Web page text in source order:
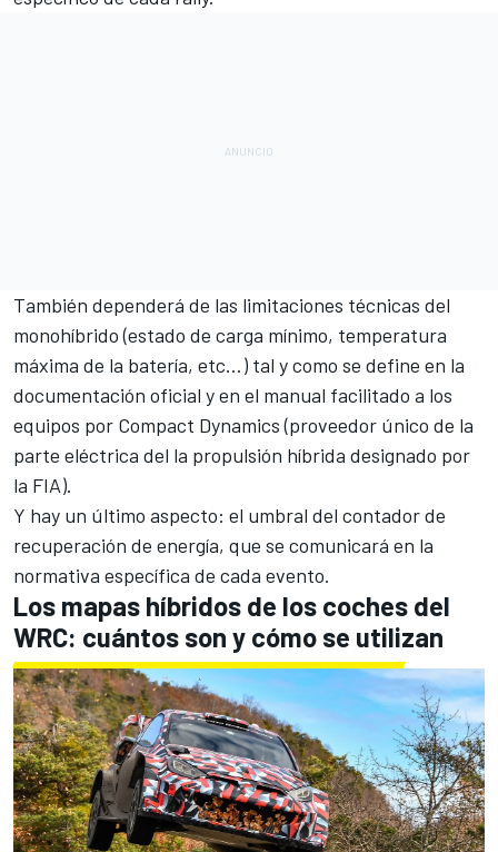
También dependerá de las limitaciones técnicas del
monohíbrido (estado de carga mínimo, temperatura
máxima de la batería, etc...) tal y como se define en la
documentación oficial y en el manual facilitado a los
equipos por Compact Dynamics (proveedor único de la
parte eléctrica del la propulsión híbrida designado por
la FIA).
Y hay un último aspecto: el umbral del contador de
recuperación de energía, que se comunicará en la
normativa específica de cada evento.
Los mapas híbridos de los coches del
WRC: cuántos son y cómo se utilizan